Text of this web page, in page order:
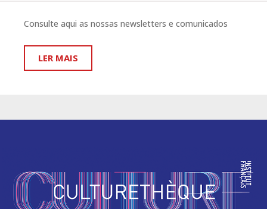
Consulte aqui as nossas newsletters e comunicados
LER MAIS